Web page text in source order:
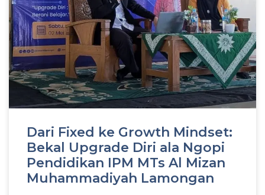
Dari Fixed ke Growth Mindset:
Bekal Upgrade Diri ala Ngopi
Pendidikan IPM MTs Al Mizan
Muhammadiyah Lamongan